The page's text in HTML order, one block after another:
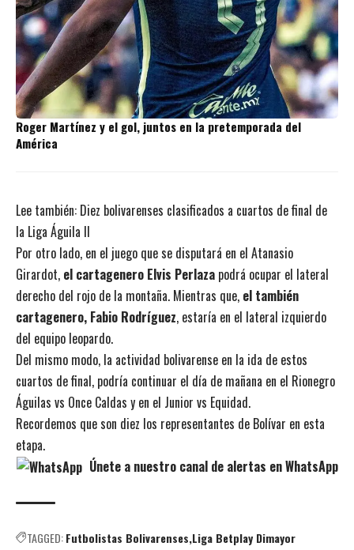
Roger Martínez y el gol, juntos en la pretemporada del
América
Lee también: Diez bolivarenses clasificados a cuartos de final de
la Liga Águila II
Por otro lado, en el juego que se disputará en el Atanasio
Girardot, el cartagenero Elvis Perlaza podrá ocupar el lateral
derecho del rojo de la montaña. Mientras que, el también
cartagenero, Fabio Rodríguez, estaría en el lateral izquierdo
del equipo leopardo.
Del mismo modo, la actividad bolivarense en la ida de estos
cuartos de final, podría continuar el día de mañana en el Rionegro
Águilas vs Once Caldas y en el Junior vs Equidad.
Recordemos que son diez los representantes de Bolívar en esta
etapa.
Únete a nuestro canal de alertas en WhatsApp
TAGGED:Futbolistas Bolivarenses Liga Betplay Dimayor